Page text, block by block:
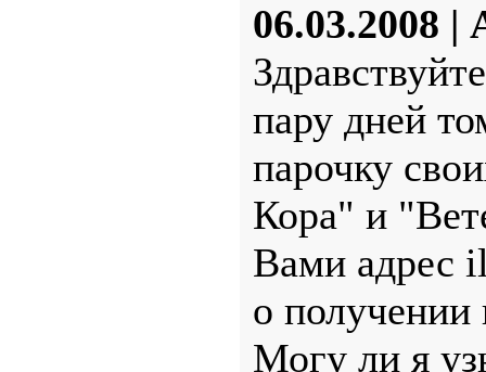
06.03.2008 |
пару дней
парочку
Кора" и
Вами адрес
о получении
Могу ли я